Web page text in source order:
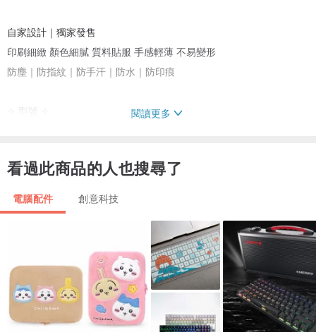
自家設計｜獨家發售
印刷細緻 顏色細膩 質料貼服 手感輕薄 不易變形
防塵｜防指紋｜防手汗｜防水｜防印痕
✦ 產品屬訂造產品，下單付款後大概七至十個工作天會寄出並通知
✦ 如有任何查詢可發訊息給我們喔！
閱讀更多
看過此商品的人也搜尋了
電腦配件 創意科技